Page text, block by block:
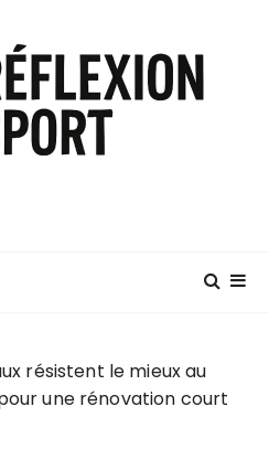
résistent le mieux au
une rénovation court